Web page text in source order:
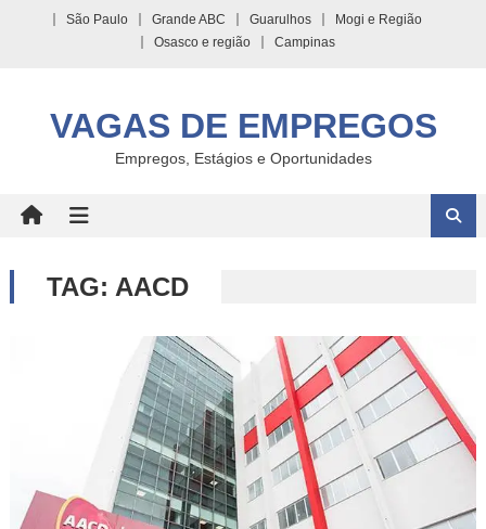
São Paulo Grande ABC Guarulhos
Mogi e Região
Osasco e região
Campinas
VAGAS DE EMPREGOS
Empregos, Estágios e Oportunidades
TAG: AACD